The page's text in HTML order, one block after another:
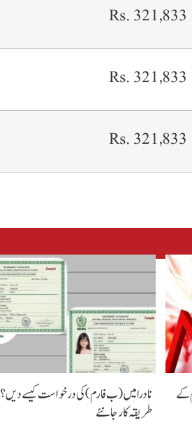
Rs. 321,833
Rs. 321,833
Rs. 321,833
کے
نادرا میں (ب فارم ) کی درخواست کیسے دیں ؟
طریقہ کار جانئے